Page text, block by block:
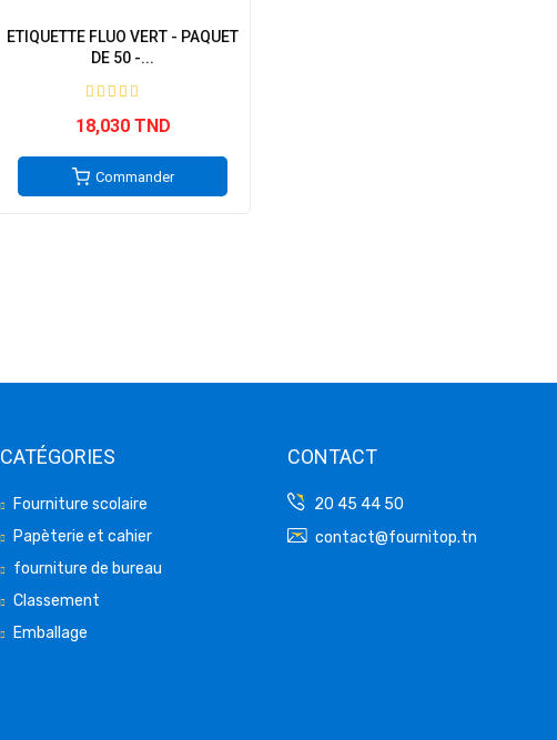
ETIQUETTE FLUO VERT - PAQUET
DE 50 -...
18,030 TND
Commander
CATÉGORIES
Fourniture scolaire
Papèterie et cahier
fourniture de bureau
Classement
Emballage
CONTACT
20 45 44 50
contact@fournitop.tn